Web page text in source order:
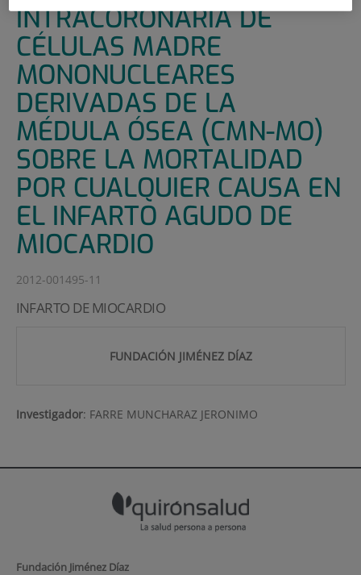
INTRACORONARIA DE
CÉLULAS MADRE
MONONUCLEARES
DERIVADAS DE LA
MÉDULA ÓSEA (CMN-MO)
SOBRE LA MORTALIDAD
POR CUALQUIER CAUSA EN
EL INFARTO AGUDO DE
MIOCARDIO
2012-001495-11
INFARTO DE MIOCARDIO
FUNDACIÓN JIMÉNEZ DÍAZ
Investigador: FARRE MUNCHARAZ JERONIMO
Fundación Jiménez Díaz